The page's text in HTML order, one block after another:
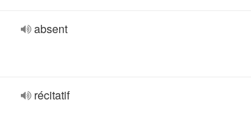
absent
récitatif